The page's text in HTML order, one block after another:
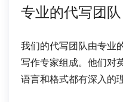
专业的代写团队
我们的代写团队由专业
写作专家组成。他们对
语言和格式都有深入的